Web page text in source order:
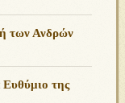
των Ανδρών
Ευθύμιο της